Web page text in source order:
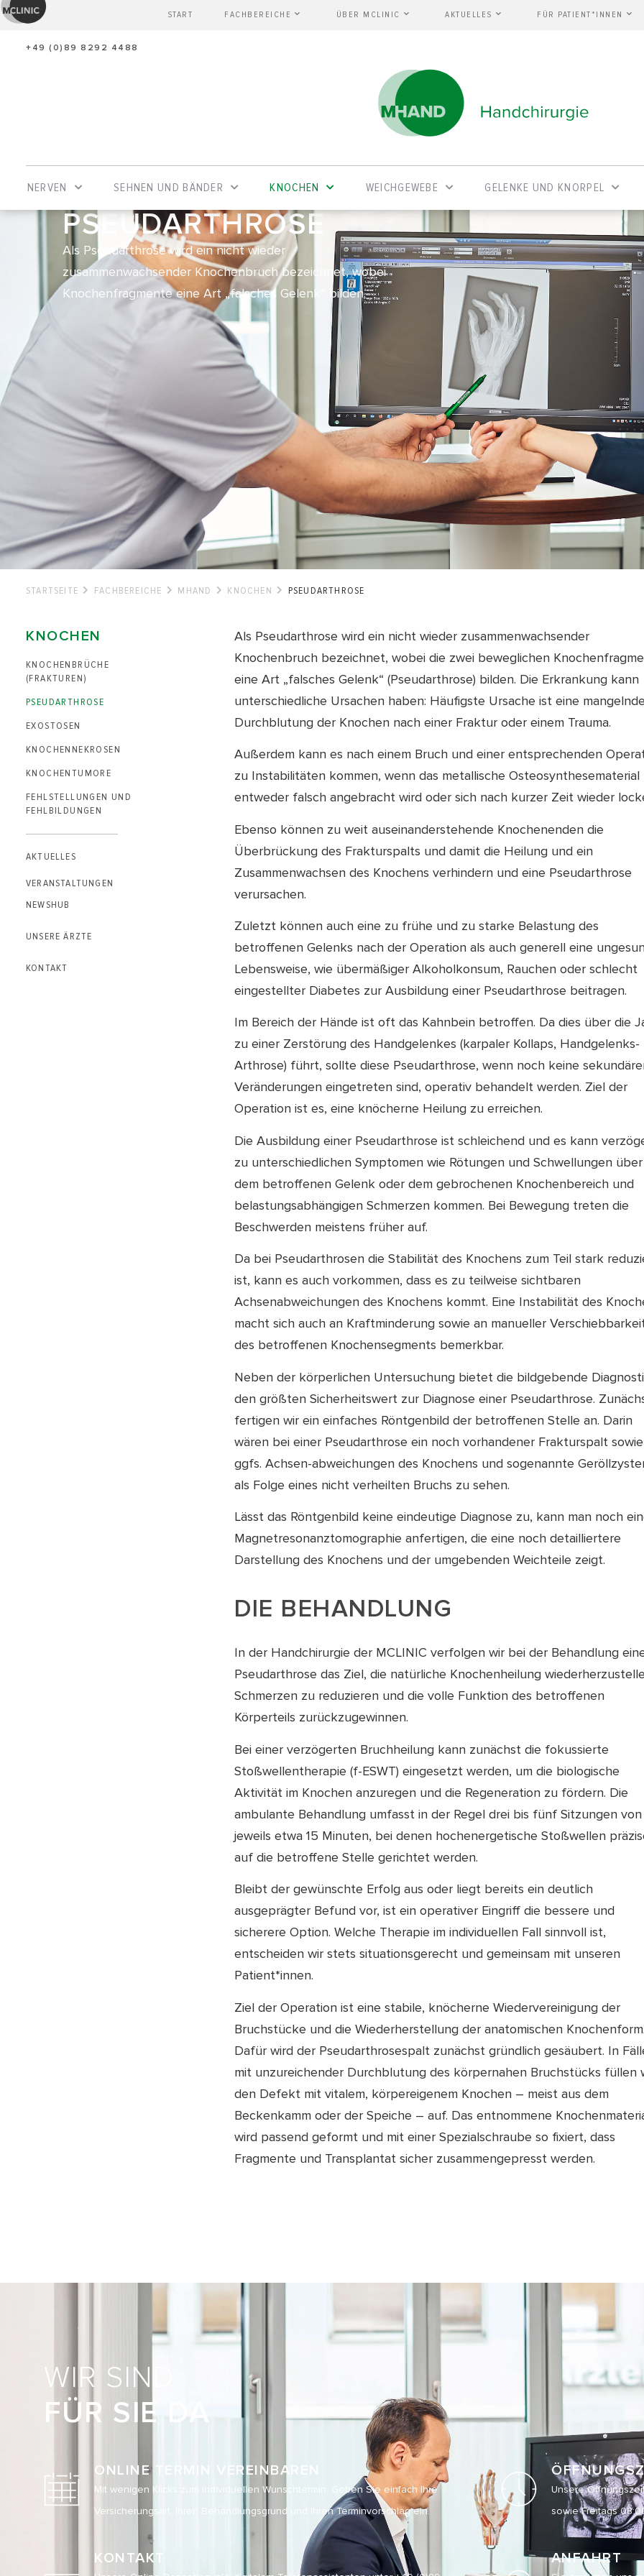
START FACHBEREICHE ÜBER MCLINIC AKTUELLES FÜR PATIENT*INNEN
+49 (0)89 8292 4488
NERVEN SEHNEN UND BÄNDER KNOCHEN WEICHGEWEBE GELENKE UND KNORPEL
PSEUDARTHROSE
Als Pseudarthrose wird ein nicht wieder
zusammenwachsender Knochenbruch bezeichnet, wobei
Knochenfragmente eine Art „falsches Gelenk“ bilden.
STARTSEITE FACHBEREICHE MHAND KNOCHEN PSEUDARTHROSE
KNOCHEN
KNOCHENBRÜCHE
(FRAKTUREN)
PSEUDARTHROSE
EXOSTOSEN
KNOCHEN­NEKROSEN
KNOCHENTUMORE
FEHLSTELLUNGEN UND
FEHLBILDUNGEN
AKTUELLES
VERANSTALTUNGEN
NEWSHUB
UNSERE ÄRZTE
KONTAKT
Als Pseudarthrose wird ein nicht wieder zusammenwachsender
Knochenbruch bezeichnet, wobei die zwei beweglichen
eine Art „falsches Gelenk“ (Pseudarthrose) bilden. Die Erkrankung kann
unterschiedliche Ursachen haben: Häufigste Ursache ist eine mangelnde
Durchblutung der Knochen nach einer Fraktur oder einem Trauma.
Außerdem kann es nach einem Bruch und einer entsprechenden
zu Instabilitäten kommen, wenn das metallische Osteosynthesematerial
entweder falsch angebracht wird oder sich nach kurzer Zeit wieder
Ebenso können zu weit auseinanderstehende Knochenenden die
Überbrückung des Frakturspalts und damit die Heilung und ein
Zusammenwachsen des Knochens verhindern und eine Pseudarthrose
verursachen.
Zuletzt können auch eine zu frühe und zu starke Belastung des
betroffenen Gelenks nach der Operation als auch generell eine
Lebensweise, wie übermäßiger Alkoholkonsum, Rauchen oder schlecht
eingestellter Diabetes zur Ausbildung einer Pseudarthrose beitragen.
Im Bereich der Hände ist oft das Kahnbein betroffen. Da dies über die
zu einer Zerstörung des Handgelenkes (karpaler Kollaps, Handgelenks-
Arthrose) führt, sollte diese Pseudarthrose, wenn noch keine
Veränderungen eingetreten sind, operativ behandelt werden. Ziel der
Operation ist es, eine knöcherne Heilung zu erreichen.
Die Ausbildung einer Pseudarthrose ist schleichend und es kann
zu unterschiedlichen Symptomen wie Rötungen und Schwellungen über
dem betroffenen Gelenk oder dem gebrochenen Knochenbereich und
belastungsabhängigen Schmerzen kommen. Bei Bewegung treten die
Beschwerden meistens früher auf.
Da bei Pseudarthrosen die Stabilität des Knochens zum Teil stark
ist, kann es auch vorkommen, dass es zu teilweise sichtbaren
Achsenabweichungen des Knochens kommt. Eine Instabilität des
macht sich auch an Kraftminderung sowie an manueller
des betroffenen Knochensegments bemerkbar.
Neben der körperlichen Untersuchung bietet die bildgebende
den größten Sicherheitswert zur Diagnose einer Pseudarthrose.
fertigen wir ein einfaches Röntgenbild der betroffenen Stelle an. Darin
wären bei einer Pseudarthrose ein noch vorhandener Frakturspalt sowie
ggfs. Achsen-abweichungen des Knochens und sogenannte
als Folge eines nicht verheilten Bruchs zu sehen.
Lässt das Röntgenbild keine eindeutige Diagnose zu, kann man noch
Magnetresonanztomographie anfertigen, die eine noch detailliertere
Darstellung des Knochens und der umgebenden Weichteile zeigt.
DIE BEHANDLUNG
In der Handchirurgie der MCLINIC verfolgen wir bei der Behandlung
Pseudarthrose das Ziel, die natürliche Knochenheilung
Schmerzen zu reduzieren und die volle Funktion des betroffenen
Körperteils zurückzugewinnen.
Bei einer verzögerten Bruchheilung kann zunächst die fokussierte
Stoßwellentherapie (f-ESWT) eingesetzt werden, um die biologische
Aktivität im Knochen anzuregen und die Regeneration zu fördern. Die
ambulante Behandlung umfasst in der Regel drei bis fünf Sitzungen von
jeweils etwa 15 Minuten, bei denen hochenergetische Stoßwellen
auf die betroffene Stelle gerichtet werden.
Bleibt der gewünschte Erfolg aus oder liegt bereits ein deutlich
ausgeprägter Befund vor, ist ein operativer Eingriff die bessere und
sicherere Option. Welche Therapie im individuellen Fall sinnvoll ist,
entscheiden wir stets situationsgerecht und gemeinsam mit unseren
Patient*innen.
Ziel der Operation ist eine stabile, knöcherne Wiedervereinigung der
Bruchstücke und die Wiederherstellung der anatomischen Knochenform.
Dafür wird der Pseudarthrosespalt zunächst gründlich gesäubert. In
mit unzureichender Durchblutung des körpernahen Bruchstücks füllen
den Defekt mit vitalem, körpereigenem Knochen – meist aus dem
Beckenkamm oder der Speiche – auf. Das entnommene
wird passend geformt und mit einer Spezialschraube so fixiert, dass
Fragmente und Transplantat sicher zusammengepresst werden.
WIR SIND
FÜR SIE DA
ONLINE TERMIN VEREINBAREN
Mit wenigen Klicks zum individuellen Wunschtermin. Geben Sie einfach Ihre
Versicherungsart, Ihren Behandlungsgrund und Ihren Terminvorschlag ein.
Unsere
sowie Freitags
KONTAKT ANFAHRT